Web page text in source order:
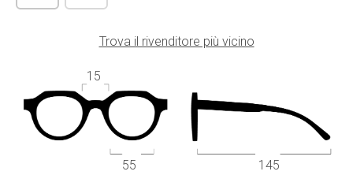
Trova il rivenditore più vicino
55
15
145